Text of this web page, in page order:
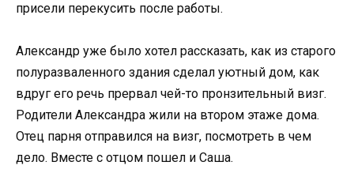
присели перекусить после работы.
Александр уже было хотел рассказать, как из старого
полуразваленного здания сделал уютный дом, как
вдруг его речь прервал чей-то пронзительный визг.
Родители Александра жили на втором этаже дома.
Отец парня отправился на визг, посмотреть в чем
дело. Вместе с отцом пошел и Саша.